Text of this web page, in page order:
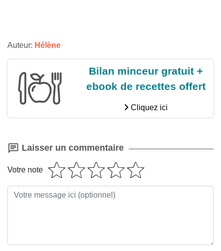
Auteur: Hélène
Bilan minceur gratuit +
ebook de recettes offert
Cliquez ici
Laisser un commentaire
Votre note